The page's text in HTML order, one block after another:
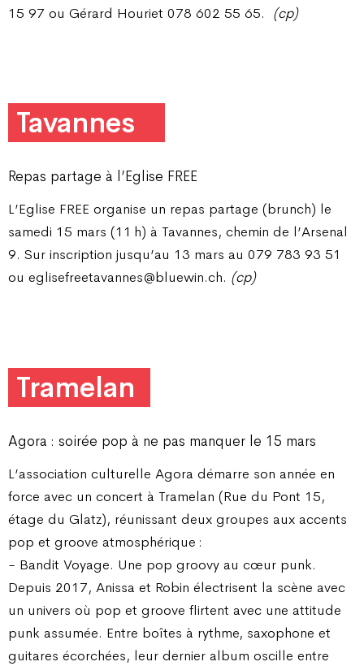
15 97 ou Gérard Houriet 078 602 55 65. (cp)
Tavannes
Repas partage à l’Eglise FREE
L’Eglise FREE organise un repas partage (brunch) le
samedi 15 mars (11 h) à Tavannes, chemin de l’Arsenal
9. Sur inscription jusqu’au 13 mars au 079 783 93 51
ou eglisefreetavannes@bluewin.ch. (cp)
Tramelan
Agora : soirée pop à ne pas manquer le 15 mars
L’association culturelle Agora démarre son année en
force avec un concert à Tramelan (Rue du Pont 15,
étage du Glatz), réunissant deux groupes aux accents
pop et groove atmosphérique :
- Bandit Voyage. Une pop groovy au cœur punk.
Depuis 2017, Anissa et Robin électrisent la scène avec
un univers où pop et groove flirtent avec une attitude
punk assumée. Entre boîtes à rythme, saxophone et
guitares écorchées, leur dernier album oscille entre